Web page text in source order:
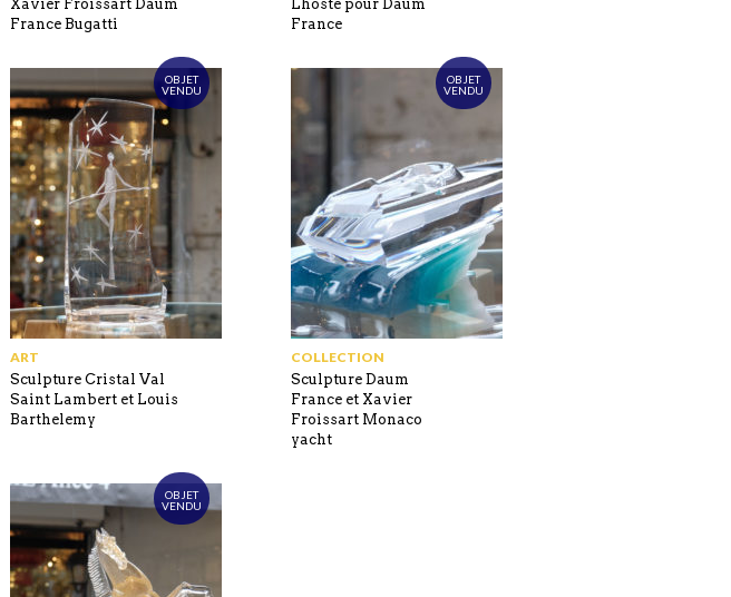
Xavier Froissart Daum
France Bugatti
Lhoste pour Daum
France
OBJET
VENDU
ART
Sculpture Cristal Val
Saint Lambert et Louis
Barthelemy
OBJET
VENDU
COLLECTION
Sculpture Daum
France et Xavier
Froissart Monaco
yacht
OBJET
VENDU